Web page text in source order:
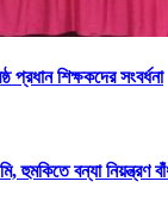
প্রধান শিক্ষকদের সংবর্ধনা
হুমকিতে বন্যা নিয়ন্ত্রণ